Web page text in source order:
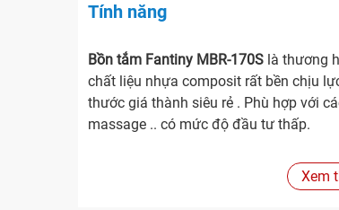
Tính năng
Bồn tắm Fantiny MBR-170S là thương
chất liệu nhựa composit rất bền chịu
thước giá thành siêu rẻ . Phù hợp với
massage .. có mức độ đầu tư thấp.
Mô tả đặc điểm bồn tắm ngâm
(Yếm
Xem